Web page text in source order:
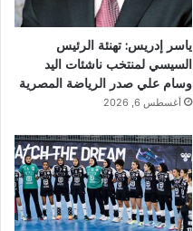
ياسر إدريس: تهنئة الرئيس
السيسي لمنتخب ناشئات اليد
وسام علي صدر الرياضة المصرية
أغسطس 6, 2026